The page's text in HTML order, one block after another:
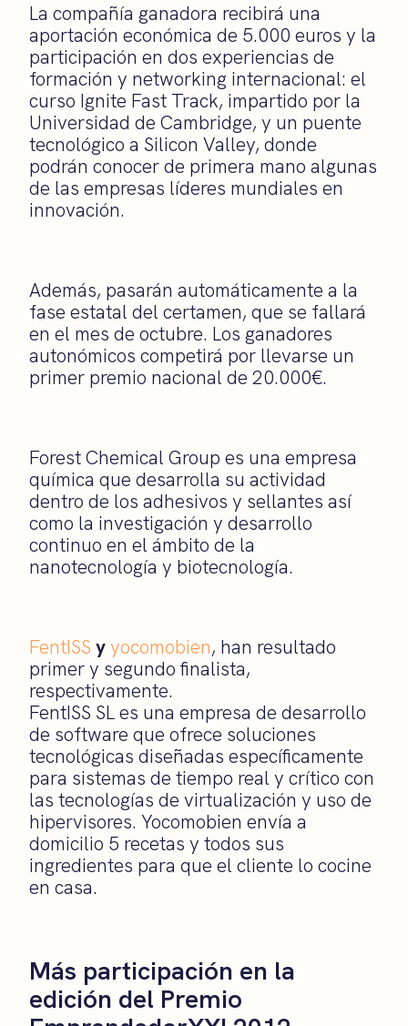
La compañía ganadora recibirá una
aportación económica de 5.000 euros y la
participación en dos experiencias de
formación y networking internacional: el
curso Ignite Fast Track, impartido por la
Universidad de Cambridge, y un puente
tecnológico a Silicon Valley, donde
podrán conocer de primera mano algunas
de las empresas líderes mundiales en
innovación.
Además, pasarán automáticamente a la
fase estatal del certamen, que se fallará
en el mes de octubre. Los ganadores
autonómicos competirá por llevarse un
primer premio nacional de 20.000€.
Forest Chemical Group es una empresa
química que desarrolla su actividad
dentro de los adhesivos y sellantes así
como la investigación y desarrollo
continuo en el ámbito de la
nanotecnología y biotecnología.
FentISS yyocomobien, han resultado
primer y segundo finalista,
respectivamente.
FentISS SL es una empresa de desarrollo
de software que ofrece soluciones
tecnológicas diseñadas específicamente
para sistemas de tiempo real y crítico con
las tecnologías de virtualización y uso de
hipervisores. Yocomobien envía a
domicilio 5 recetas y todos sus
ingredientes para que el cliente lo cocine
en casa.
Más participación en la
edición del Premio